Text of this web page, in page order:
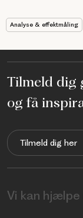
Analyse & effektmåling
Tilmeld dig
og få
Tilmeld dig her
Vi kan hjælpe